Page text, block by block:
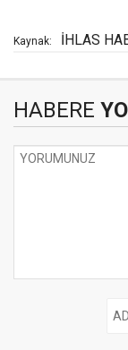
Kaynak: İHLAS
HABERE